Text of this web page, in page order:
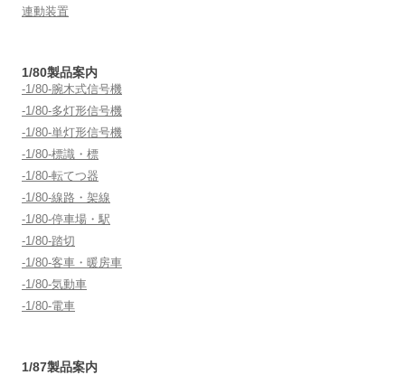
連動装置
1/80製品案内
-1/80-腕木式信号機
-1/80-多灯形信号機
-1/80-単灯形信号機
-1/80-標識・標
-1/80-転てつ器
-1/80-線路・架線
-1/80-停車場・駅
-1/80-踏切
-1/80-客車・暖房車
-1/80-気動車
-1/80-電車
1/87製品案内